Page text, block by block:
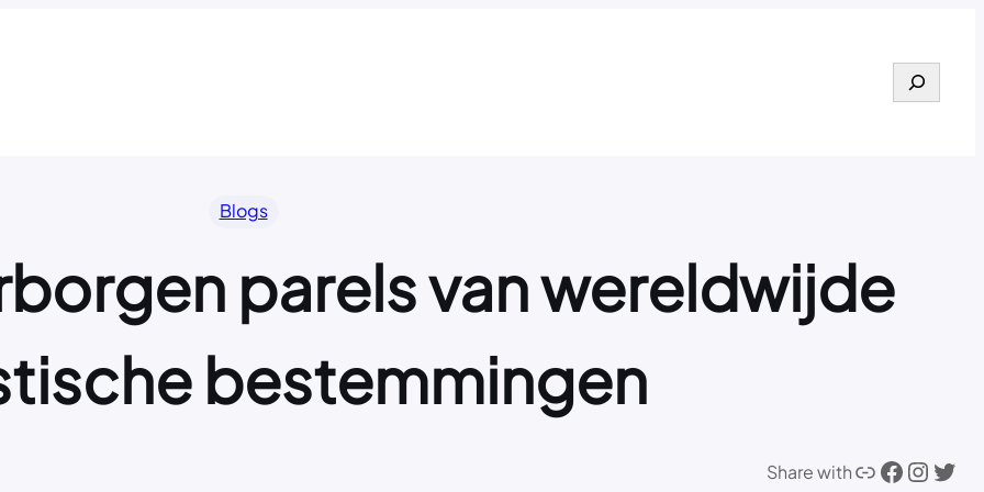
Search
Blogs
parels van wereldwijde
bestemmingen
Share withLink Facebook Instagram Twitter